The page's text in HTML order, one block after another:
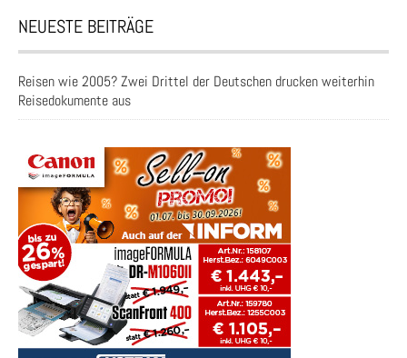
NEUESTE BEITRÄGE
Reisen wie 2005? Zwei Drittel der Deutschen drucken weiterhin
Reisedokumente aus